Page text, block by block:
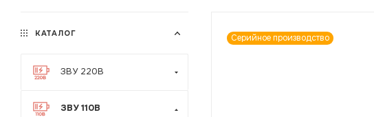
Серийное производство
КАТАЛОГ
ЗВУ 220В
ЗВУ 110В